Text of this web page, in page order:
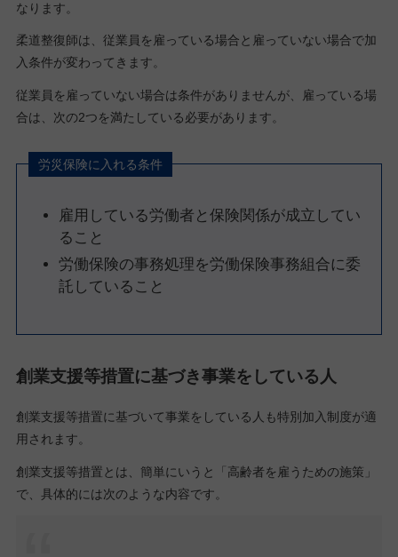
なります。
柔道整復師は、従業員を雇っている場合と雇っていない場合で加
入条件が変わってきます。
従業員を雇っていない場合は条件がありませんが、雇っている場
合は、次の2つを満たしている必要があります。
労災保険に入れる条件
雇用している労働者と保険関係が成立してい
ること
労働保険の事務処理を労働保険事務組合に委
託していること
創業支援等措置に基づき事業を している人
創業支援等措置に基づいて事業をしている人も特別加入制度が適
用されます。
創業支援等措置とは、簡単にいうと「高齢者を雇うための施策」
で、具体的には次のような内容です。